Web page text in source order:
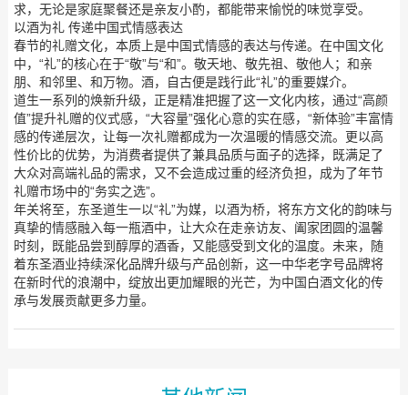
求，无论是家庭聚餐还是亲友小酌，都能带来愉悦的味觉享受。
以酒为礼 传递中国式情感表达
春节的礼赠文化，本质上是中国式情感的表达与传递。在中国文化
中，“礼”的核心在于“敬”与“和”。敬天地、敬先祖、敬他人；和亲
朋、和邻里、和万物。酒，自古便是践行此“礼”的重要媒介。
道生一系列的焕新升级，正是精准把握了这一文化内核，通过“高颜
值”提升礼赠的仪式感，“大容量”强化心意的实在感，“新体验”丰富情
感的传递层次，让每一次礼赠都成为一次温暖的情感交流。更以高
性价比的优势，为消费者提供了兼具品质与面子的选择，既满足了
大众对高端礼品的需求，又不会造成过重的经济负担，成为了年节
礼赠市场中的“务实之选”。
年关将至，东圣道生一以“礼”为媒，以酒为桥，将东方文化的韵味与
真挚的情感融入每一瓶酒中，让大众在走亲访友、阖家团圆的温馨
时刻，既能品尝到醇厚的酒香，又能感受到文化的温度。未来，随
着东圣酒业持续深化品牌升级与产品创新，这一中华老字号品牌将
在新时代的浪潮中，绽放出更加耀眼的光芒，为中国白酒文化的传
承与发展贡献更多力量。